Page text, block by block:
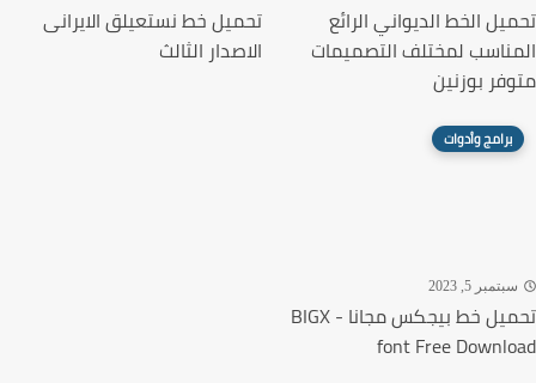
الخط الديواني الرائع
لمختلف التصميمات
بوزنين
تحميل خط نستعيلق الايرانى
الاصدار الثالث
برامج وأدوات
5, 2023
تحميل خط بيجكس مجانا - BIGX
font Free